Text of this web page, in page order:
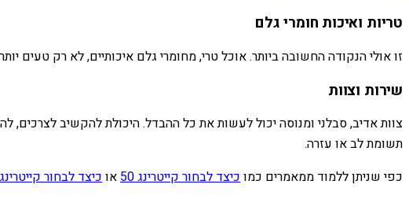
טריות ואיכות חומרי גלם
זו אולי הנקודה החשובה ביותר. אוכל טרי, מחומרי גלם איכותיים, לא רק טעים
שירות וצוות
צוות אדיב, סבלני ומנוסה יכול לעשות את כל ההבדל. היכולת להקשיב לצרכים,
תשומת לב או עזרה.
כפי שניתן ללמוד ממאמרים כמוכיצד לבחור קייטרינג 50 אוכיצד לבחור קייטרינג